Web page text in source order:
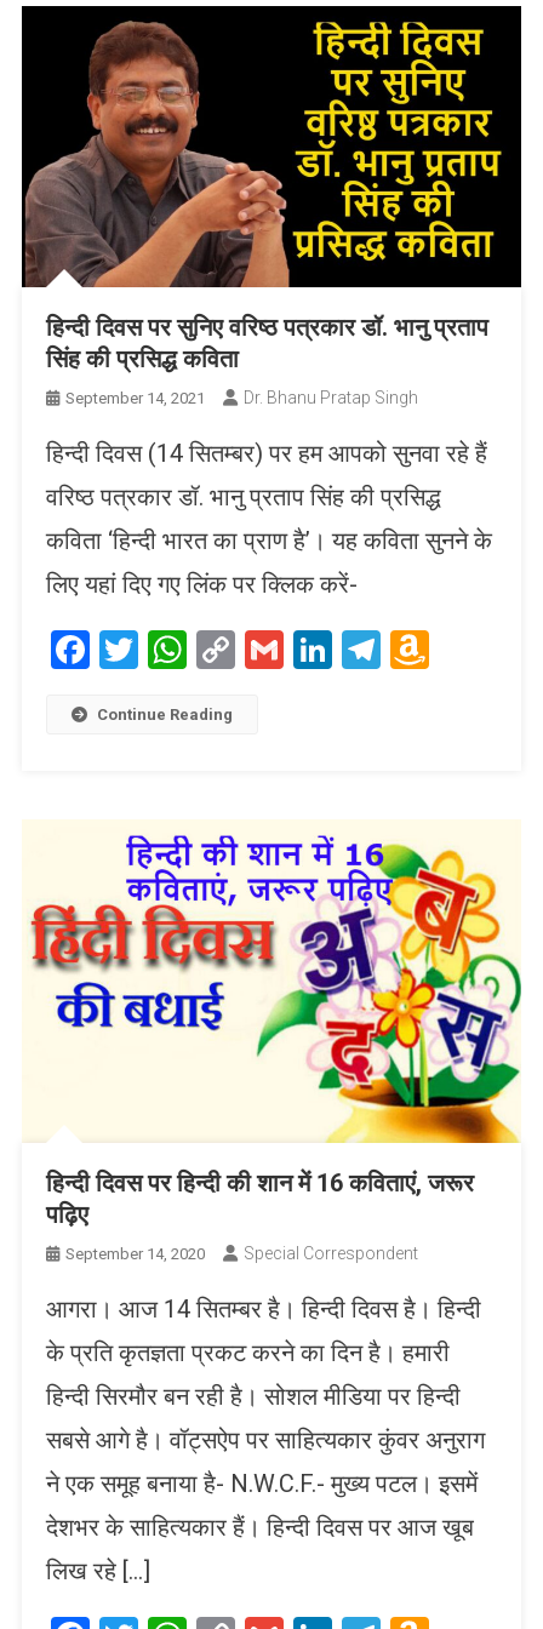
हिन्दी दिवस पर सुनिए वरिष्ठ पत्रकार डॉ. भानु प्रताप
सिंह की प्रसिद्ध कविता
September 14, 2021 Dr. Bhanu Pratap Singh
हिन्दी दिवस (14 सितम्बर) पर हम आपको सुनवा रहे हैं
वरिष्ठ पत्रकार डॉ. भानु प्रताप सिंह की प्रसिद्ध
कविता ‘हिन्दी भारत का प्राण है’। यह कविता सुनने के
लिए यहां दिए गए लिंक पर क्लिक करें-
Facebook
Twitter
WhatsApp
CopyGmailLinkedIn
Telegram
Continue Reading
हिन्दी दिवस पर हिन्दी की शान में 16 कविताएं, जरूर
पढ़िए
September 14, 2020 Special Correspondent
आगरा। आज 14 सितम्बर है। हिन्दी दिवस है। हिन्दी
के प्रति कृतज्ञता प्रकट करने का दिन है। हमारी
हिन्दी सिरमौर बन रही है। सोशल मीडिया पर हिन्दी
सबसे आगे है। वॉट्सऐप पर साहित्यकार कुंवर अनुराग
ने एक समूह बनाया है- N.W.C.F.- मुख्य पटल। इसमें
देशभर के साहित्यकार हैं। हिन्दी दिवस पर आज खूब
लिख रहे […]